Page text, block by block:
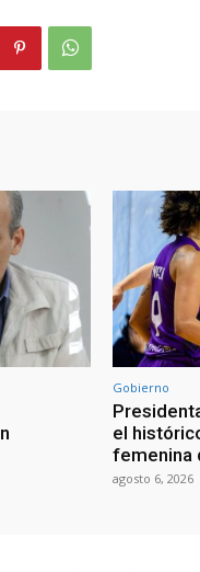
Gobierno
el
femenina
agosto 6, 2026